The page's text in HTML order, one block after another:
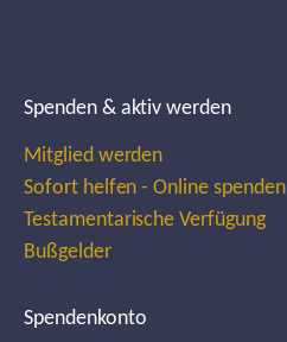
Spenden & aktiv werden
Mitglied werden
Sofort helfen - Online spenden
Testamentarische Verfügung
Bußgelder
Spendenkonto